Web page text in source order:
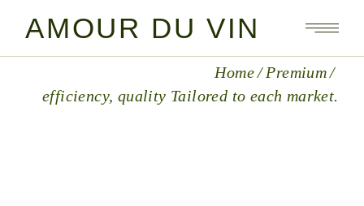
AMOUR DU VIN
Home
Premium
efficiency, quality Tailored to each market.